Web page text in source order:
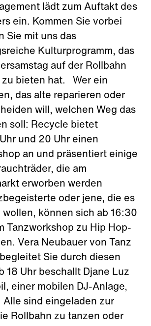
lädt zum Auftakt des
ein. Kommen Sie vorbei
Sie mit uns das
Kulturprogramm, das
auf der Rollbahn
zu bieten hat. Wer ein
das alte reparieren oder
will, welchen Weg das
soll: Recycle bietet
und 20 Uhr einen
an und präsentiert einige
die am
erworben werden
oder jene, die es
wollen, können sich ab 16:30
Tanzworkshop zu Hip Hop-
Vera Neubauer von Tanz
Sie durch diesen
18 Uhr beschallt Djane Luz
einer mobilen DJ-Anlage,
Alle sind eingeladen zur
Rollbahn zu tanzen oder